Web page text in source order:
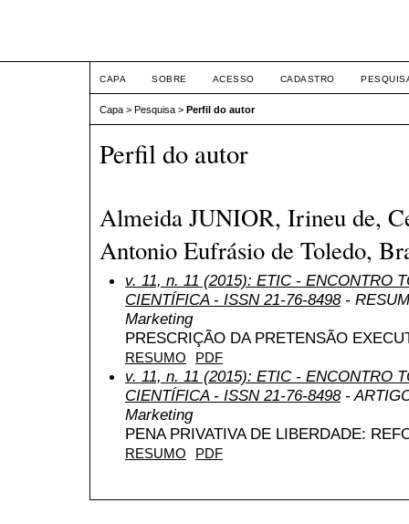
CAPA SOBRE ACESSO CADASTRO
Capa > Pesquisa > Perfil do autor
Perfil do autor
Almeida JUNIOR, Irineu de,
Antonio Eufrásio de Toledo,
v. 11, n. 11 (2015): ETIC - ENCONTRO
CIENTÍFICA - ISSN 21-76-8498-
Marketing
PRESCRIÇÃO DA PRETENSÃO
RESUMO PDF
v. 11, n. 11 (2015): ETIC - ENCONTRO
CIENTÍFICA - ISSN 21-76-8498-
Marketing
PENA PRIVATIVA DE LIBERDADE:
RESUMO PDF